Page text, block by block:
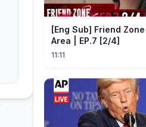
[Eng Sub] Friend
Area | EP.7 [2/4]
11:11